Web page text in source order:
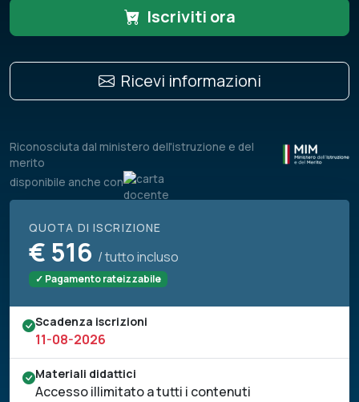
Iscriviti ora
Ricevi informazioni
Riconosciuta dal ministero dell'istruzione e del
merito
disponibile anche con
QUOTA DI ISCRIZIONE
€ 516 / tutto incluso
✓ Pagamento rateizzabile
Scadenza iscrizioni
11-08-2026
Materiali didattici
Accesso illimitato a tutti i contenuti